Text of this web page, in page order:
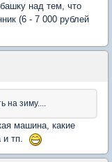
над тем, что
(6 - 7 000 рублей
на зиму....
машина, какие
и тп.